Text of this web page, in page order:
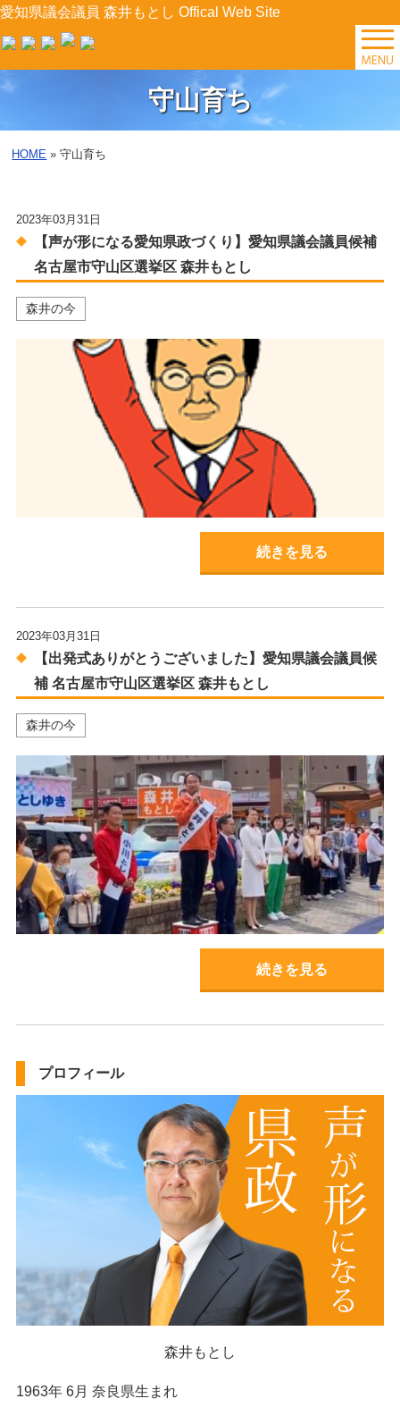
愛知県議会議員 森井もとし Offical Web Site
TOP
森井の今
プロフィール
森井の提案
県政レポート
守山育ち
HOME »守山育ち
2023年03月31日
【声が形になる愛知県政づくり】愛知県議会議員候補
名古屋市守山区選挙区 森井もとし
森井の今
続きを見る
2023年03月31日
【出発式ありがとうございました】愛知県議会議員候
補 名古屋市守山区選挙区 森井もとし
森井の今
続きを見る
プロフィール
森井もとし
1963年 6月 奈良県生まれ